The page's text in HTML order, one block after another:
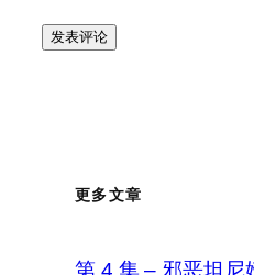
更多文章
第 4 集 – 邪恶坦尼